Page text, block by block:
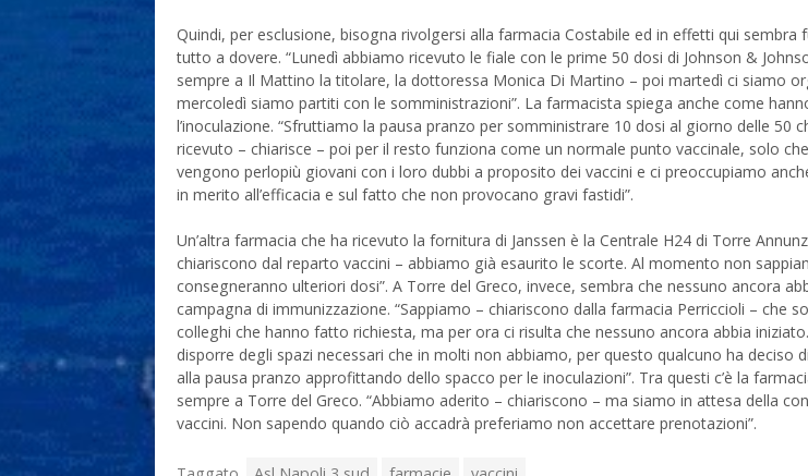
Quindi, per esclusione, bisogna rivolgersi alla farmacia Costabile ed in effetti qui sembra
tutto a dovere. “Lunedì abbiamo ricevuto le fiale con le prime 50 dosi di Johnson &
sempre a Il Mattino la titolare, la dottoressa Monica Di Martino – poi martedì ci siamo
mercoledì siamo partiti con le somministrazioni”. La farmacista spiega anche come
l’inoculazione. “Sfruttiamo la pausa pranzo per somministrare 10 dosi al giorno delle 50
ricevuto – chiarisce – poi per il resto funziona come un normale punto vaccinale, solo
vengono perlopiù giovani con i loro dubbi a proposito dei vaccini e ci preoccupiamo
in merito all’efficacia e sul fatto che non provocano gravi fastidi”.
Un’altra farmacia che ha ricevuto la fornitura di Janssen è la Centrale H24 di Torre
chiariscono dal reparto vaccini – abbiamo già esaurito le scorte. Al momento non
consegneranno ulteriori dosi”. A Torre del Greco, invece, sembra che nessuno ancora
campagna di immunizzazione. “Sappiamo – chiariscono dalla farmacia Perriccioli – che
colleghi che hanno fatto richiesta, ma per ora ci risulta che nessuno ancora abbia
disporre degli spazi necessari che in molti non abbiamo, per questo qualcuno ha deciso
alla pausa pranzo approfittando dello spacco per le inoculazioni”. Tra questi c’è la
sempre a Torre del Greco. “Abbiamo aderito – chiariscono – ma siamo in attesa della
vaccini. Non sapendo quando ciò accadrà preferiamo non accettare prenotazioni”.